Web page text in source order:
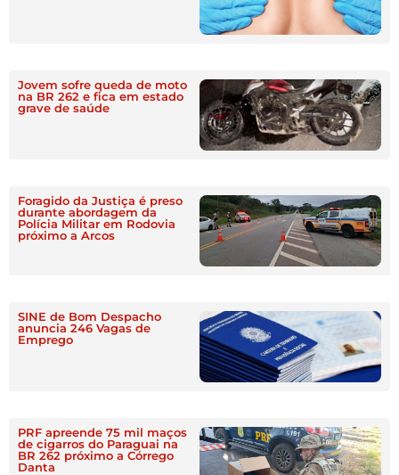
Jovem sofre queda de moto
na BR 262 e fica em estado
grave de saúde
Foragido da Justiça é preso
durante abordagem da
Polícia Militar em Rodovia
próximo a Arcos
SINE de Bom Despacho
anuncia 246 Vagas de
Emprego
PRF apreende 75 mil maços
de cigarros do Paraguai na
BR 262 próximo a Córrego
Danta